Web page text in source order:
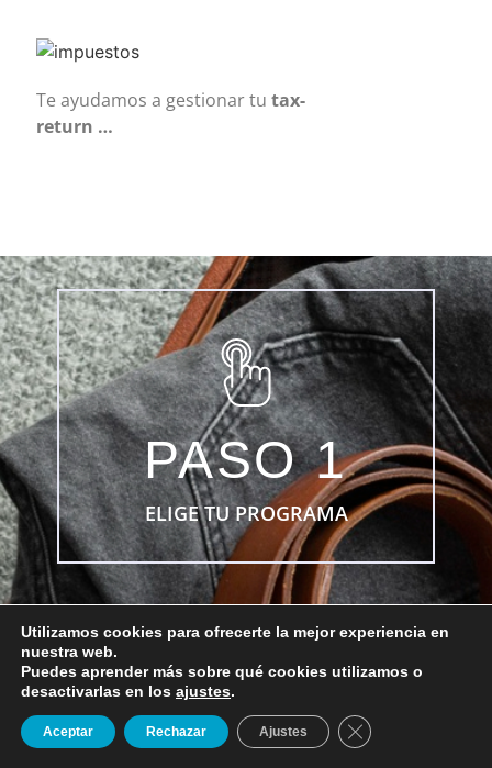
Te ayudamos a gestionar tutax-
return …
PASO 1
ELIGE TU PROGRAMA
ELIGE TU PROGRAMA
Lorem ipsum dolor sit amet conse ctetur
adipisicing elit, sed do eiusmod.
+ INFO
CONTACTA CON TU
ASESOR
Lorem ipsum dolor sit amet conse ctetur
SOLICITAR
INFORMACIÓN
ENVÍANOS UN
WHATSAPP
Utilizamos cookies para ofrecerte la mejor experiencia en
nuestra web.
Puedes aprender más sobre qué cookies utilizamos o
desactivarlas en los ajustes.
Aceptar Rechazar Ajustes Cerrar el banner